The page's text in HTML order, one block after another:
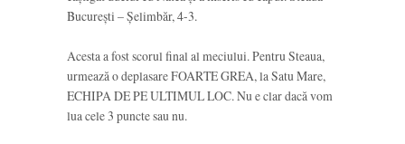
București – Șelimbăr, 4-3.
Acesta a fost scorul final al meciului. Pentru Steaua,
urmează o deplasare FOARTE GREA, la Satu Mare,
ECHIPA DE PE ULTIMUL LOC. Nu e clar dacă vom
lua cele 3 puncte sau nu.